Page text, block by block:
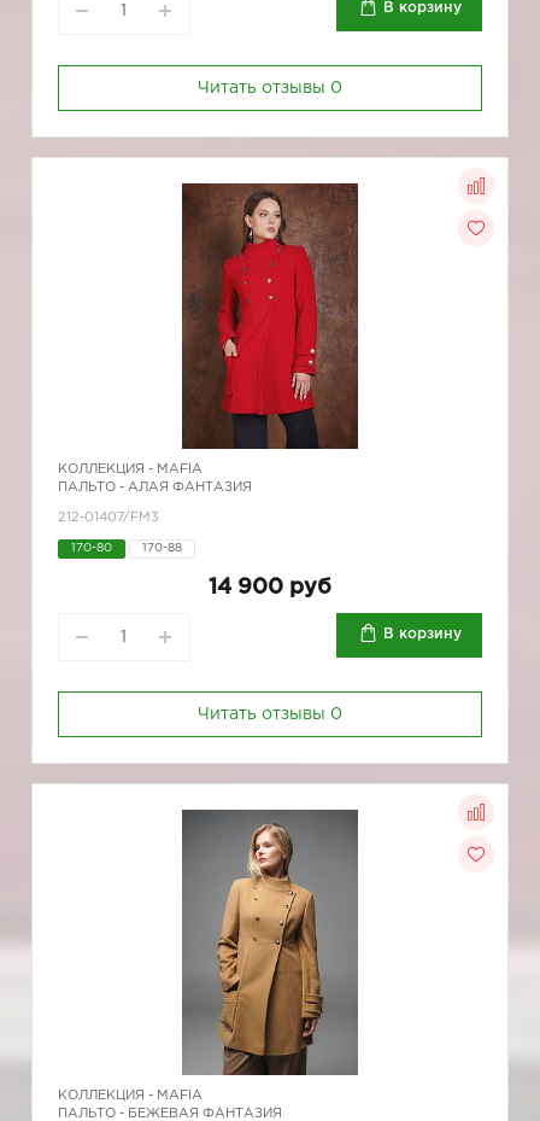
В корзину
Читать отзывы 0
КОЛЛЕКЦИЯ - MAFIA
ПАЛЬТО - АЛАЯ ФАНТАЗИЯ
212-01407/FM3
170-80 170-88
14 900 руб
В корзину
Читать отзывы 0
КОЛЛЕКЦИЯ - MAFIA
ПАЛЬТО - БЕЖЕВАЯ ФАНТАЗИЯ